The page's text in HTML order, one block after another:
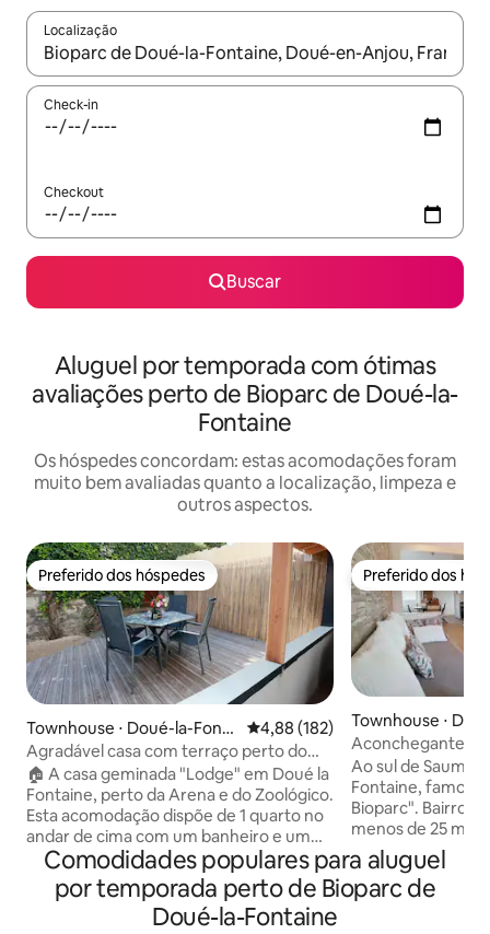
Localização
Quando os resultados estiverem disponíveis, explore-os
Check-in
Checkout
Buscar
Aluguel por temporada com ótimas
avaliações perto de Bioparc de Doué-la-
Fontaine
Os hóspedes concordam: estas acomodações foram
muito bem avaliadas quanto a localização, limpeza e
outros aspectos.
Preferido dos hóspedes
Preferido dos hóspedes
Townhouse ⋅ Doué-la-Fonta
ine
4,88 de uma avaliação média de
4,88 (182)
Agradável casa com terraço perto do
zoológico
🏠 A casa geminada "Lodge" em Doué la
Fontaine, perto da Arena e do Zoológico.
Esta acomodação dispõe de 1 quarto no
andar de cima com um banheiro e um
lavabo. 1 espaço adicional para dormir
(sofá-cama extra) na sala de estar e uma
área de jantar com todos os
equipamentos de cozinha necessários e
Preferido dos
Preferido dos
Townhouse ⋅
aine
Aconchegante e
Doué, casa,
Ao sul de
Fontaine, famosa
Bioparc". Bairro das
menos de 25
(passe de um
trogloditas,
encantadora,
Comodidades populares para aluguel
por temporada perto de Bioparc de
Doué-la-Fontaine